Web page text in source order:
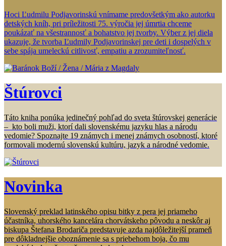
Hoci Ľudmilu Podjavorinskú vnímame predovšetkým ako autorku
detských kníh, pri príležitosti 75. výročia jej úmrtia chceme
poukázať na všestrannosť a bohatstvo jej tvorby. Výber z jej diela
ukazuje, že tvorba Ľudmily Podjavorinskej pre deti i dospelých v
sebe spája umeleckú citlivosť, empatiu a zrozumiteľnosť.
Štúrovci
Táto kniha ponúka jedinečný pohľad do sveta štúrovskej generácie
– kto boli muži, ktorí dali slovenskému jazyku hlas a národu
vedomie? Spoznajte 19 známych i menej známych osobností, ktoré
formovali modernú slovenskú kultúru, jazyk a národné vedomie.
Novinka
Slovenský preklad latinského opisu bitky z pera jej priameho
účastníka, uhorského kancelára chorvátskeho pôvodu a neskôr aj
biskupa Štefana Brodariča predstavuje azda najdôležitejší prameň
pre dôkladnejšie oboznámenie sa s priebehom boja, čo mu